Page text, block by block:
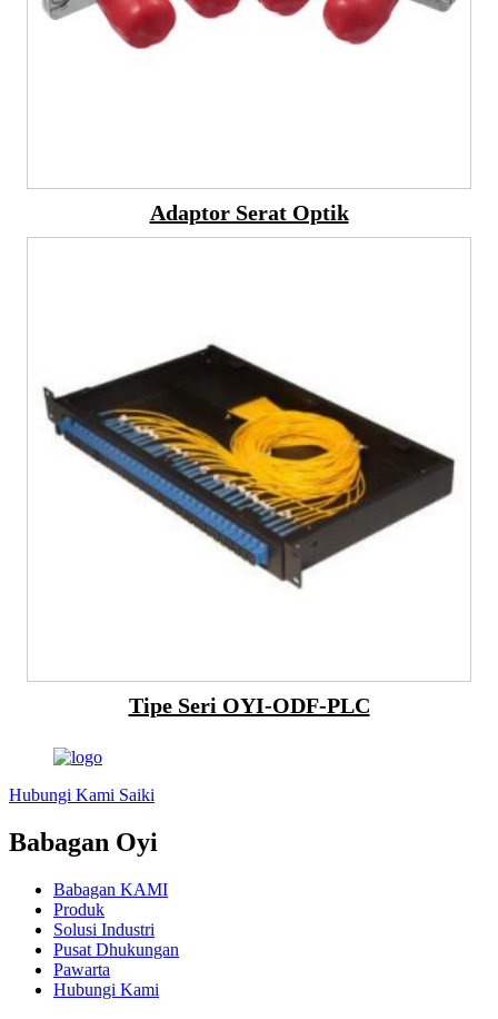
Adaptor Serat Optik
Tipe Seri OYI-ODF-PLC
Hubungi Kami Saiki
Babagan Oyi
Babagan KAMI
Produk
Solusi Industri
Pusat Dhukungan
Pawarta
Hubungi Kami